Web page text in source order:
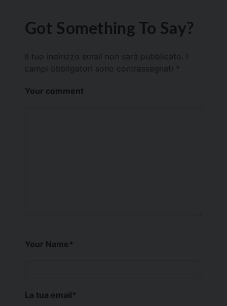
Got Something To Say?
Il tuo indirizzo email non sarà pubblicato.
campi obbligatori sono contrassegnati *
Your comment
Your Name*
La tua email*